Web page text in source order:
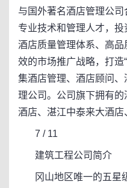
与国外著名酒店管理公
专业技术和管理人才，
酒店质量管理体系、高
效的市场推广战略，打造
集酒店管理、酒店顾问
理公司。公司旗下拥有
酒店、湛江中泰来大酒
7 / 11
建筑工程公司简介
冈山地区唯一的五星